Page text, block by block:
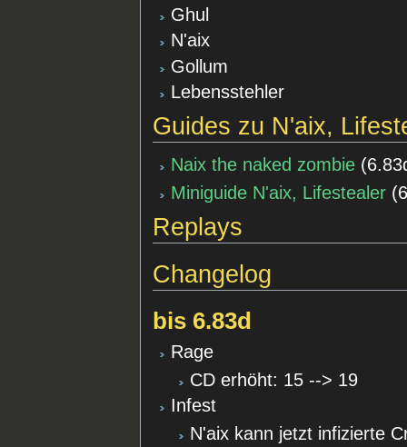
Ghul
N'aix
Gollum
Lebensstehler
Guides zu N'aix,
Naix the naked zombie (
Miniguide N'aix, Lifestealer (
Replays
Changelog
bis 6.83d
Rage
CD erhöht: 15 --> 19
Infest
N'aix kann jetzt infizierte